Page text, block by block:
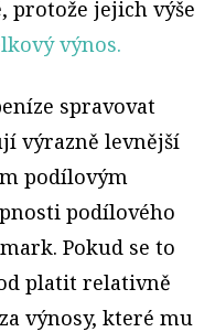
protože jejich výše
výnos.
spravovat
výrazně levnější
podílovým
podílového
Pokud se to
platit relativně
výnosy, které mu